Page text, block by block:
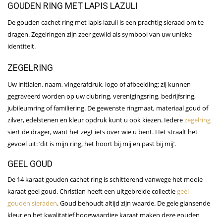
GOUDEN RING MET LAPIS LAZULI
De gouden cachet ring met lapis lazuli is een prachtig sieraad om te
dragen. Zegelringen zijn zeer gewild als symbool van uw unieke
identiteit.
ZEGELRING
Uw initialen, naam, vingerafdruk, logo of afbeelding: zij kunnen
gegraveerd worden op uw clubring, verenigingsring, bedrijfsring,
jubileumring of familiering. De gewenste ringmaat, materiaal goud of
zilver, edelstenen en kleur opdruk kunt u ook kiezen. Iederezegelring
siert de drager, want het zegt iets over wie u bent. Het straalt het
gevoel uit: ‘dit is mijn ring, het hoort bij mij en past bij mij’.
GEEL GOUD
De 14 karaat gouden cachet ring is schitterend vanwege het mooie
karaat geel goud. Christian heeft een uitgebreide collectie geel
gouden sieraden. Goud behoudt altijd zijn waarde. De gele glansende
kleur en het kwalitatief hoogwaardige karaat maken deze gouden